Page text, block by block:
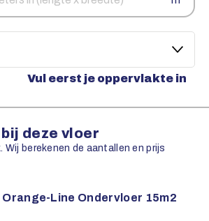
Vul eerst je oppervlakte in
deze vloer
Wij berekenen de aantallen en prijs
Orange-Line Ondervloer 15m2